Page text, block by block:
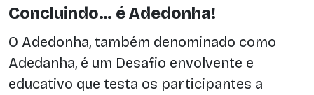
Concluindo… é Adedonha!
O Adedonha, também denominado como
Adedanha, é um Desafio envolvente e
educativo que testa os participantes a